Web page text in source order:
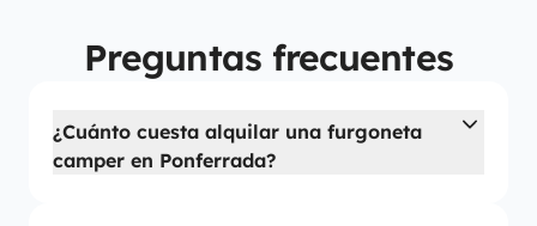
Preguntas frecuentes
¿Cuánto cuesta alquilar una furgoneta
camper en Ponferrada?